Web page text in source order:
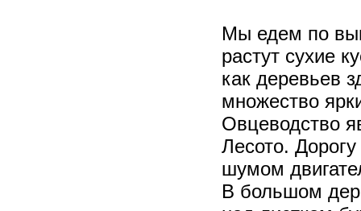
Мы едем по
растут сухие
как деревьев
множество
Овцеводство
Лесото.
шумом
В большом